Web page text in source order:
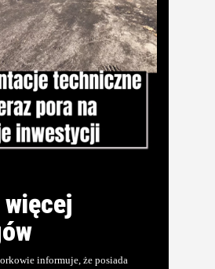
informuje, że posiada